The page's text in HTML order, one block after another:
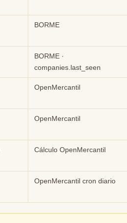
BORME
BORME ·
companies.last_seen
OpenMercantil
OpenMercantil
Cálculo OpenMercantil
OpenMercantil cron diario